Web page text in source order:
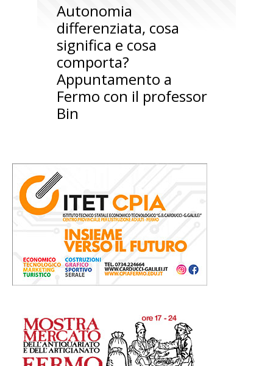
Autonomia
differenziata, cosa
significa e cosa
comporta?
Appuntamento a
Fermo con il professor
Bin